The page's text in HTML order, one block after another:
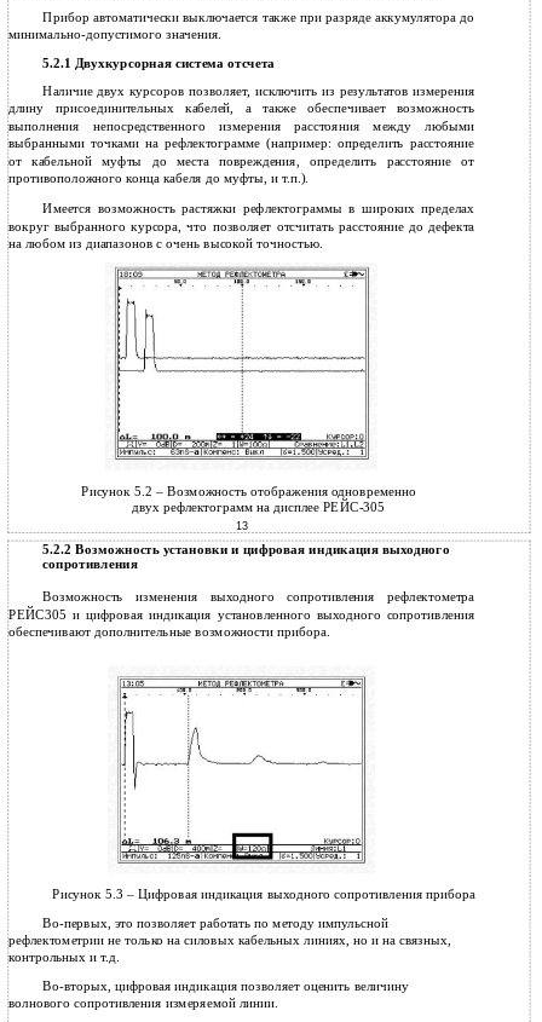
Прибор автоматически выключается также при разряде аккумулятора до
минимально-допустимого значения.
5.2.1 Двухкурсорная система отсчета
Наличие двух курсоров позволяет, исключить из результатов измерения
длину присоединительных кабелей, а также обеспечивает возможность
выполнения непосредственного измерения расстояния между любыми
выбранными точками на рефлектограмме (например: определить расстояние
от кабельной муфты до места повреждения, определить расстояние от
противоположного конца кабеля до муфты, и т.п.).
Имеется возможность растяжки рефлектограммы в широких пределах
вокруг выбранного курсора, что позволяет отсчитать расстояние до дефекта
на любом из диапазонов с очень высокой точностью.
Рисунок 5.2 – Возможность отображения одновременно
двух рефлектограмм на дисплее РЕЙС-305
13
5.2.2 Возможность установки и цифровая индикация выходного
сопротивления
Возможность изменения выходного сопротивления рефлектометра
РЕЙС305 и цифровая индикация установленного выходного сопротивления
обеспечивают дополнительные возможности прибора.
Рисунок 5.3 – Цифровая индикация выходного сопротивления прибора
Во-первых, это позволяет работать по методу импульсной
рефлектометрии не только на силовых кабельных линиях, но и на связных,
контрольных и т.д.
Во-вторых, цифровая индикация позволяет оценить величину
волнового сопротивления измеряемой линии.